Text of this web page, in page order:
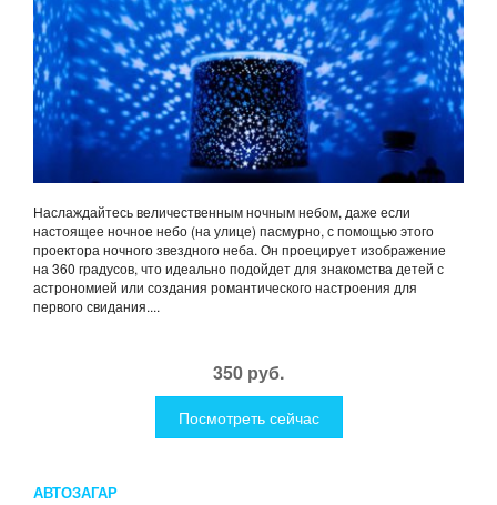
Наслаждайтесь величественным ночным небом, даже если
настоящее ночное небо (на улице) пасмурно, с помощью этого
проектора ночного звездного неба. Он проецирует изображение
на 360 градусов, что идеально подойдет для знакомства детей с
астрономией или создания романтического настроения для
первого свидания....
350 руб.
Посмотреть сейчас
АВТОЗАГАР